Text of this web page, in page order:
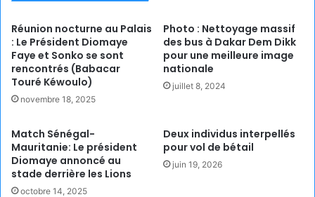
Réunion nocturne au Palais
: Le Président Diomaye
Faye et Sonko se sont
rencontrés (Babacar
Touré Kéwoulo)
novembre 18, 2025
Photo : Nettoyage massif
des bus à Dakar Dem Dikk
pour une meilleure image
nationale
juillet 8, 2024
Match Sénégal-
Mauritanie: Le président
Diomaye annoncé au
stade derrière les Lions
octobre 14, 2025
Deux individus interpellés
pour vol de bétail
juin 19, 2026